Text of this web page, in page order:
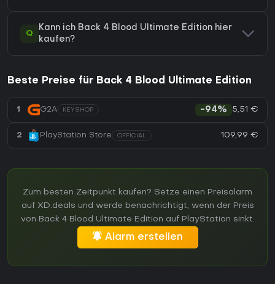
Q
Kann ich Back 4 Blood Ultimate Edition hier
kaufen?
Beste Preise für Back 4 Blood Ultimate Edition
1 G2A KEYSHOP -94% 5,51 €
2 PlayStation Store OFFICIAL 109,99 €
Zum besten Zeitpunkt kaufen? Setze einen Preisalarm
auf XD.deals und werde benachrichtigt, wenn der Preis
von Back 4 Blood Ultimate Edition auf PlayStation sinkt.
Alarm erstellen